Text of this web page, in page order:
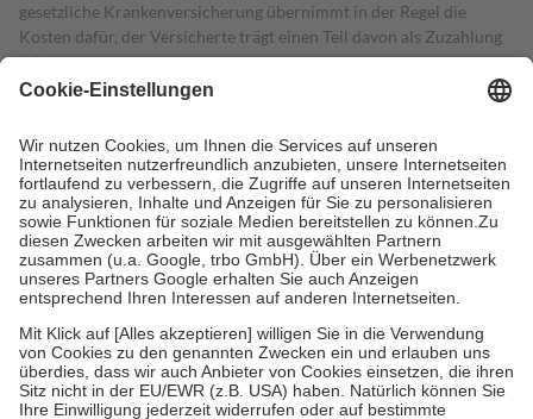
gesetzliche Krankenversicherung übernimmt in der Regel die
Kosten dafür, der Versicherte trägt einen Teil davon als Zuzahlung
mit.
Grundsätzlich leisten Mitglieder Zuzahlungen in Höhe von zehn
höchstens zehn Euro.
Es sind jedoch nie mehr als die tatsächlichen
Kosten der Leistung zu entrichten.
Diese Regeln gelten grundsätzlich auch für Online-Apotheken.
Bei Heilmitteln und häuslicher Krankenpflege beträgt die
Zuzahlung zehn Prozent der Kosten sowie zehn Euro je
Verordnung.
Um das Engagement der Versicherten für ihre eigene Gesundheit zu
stärken und die besondere Stellung der Familie zu unterstützen,
fallenkeine Zuzahlungenan bei:
• Kindern und Jugendlichen bis zum vollendeten 18. Lebensjahr
mit Ausnahme der Fahrkosten
• Untersuchungen zur Vorsorge und Früherkennung, die von der